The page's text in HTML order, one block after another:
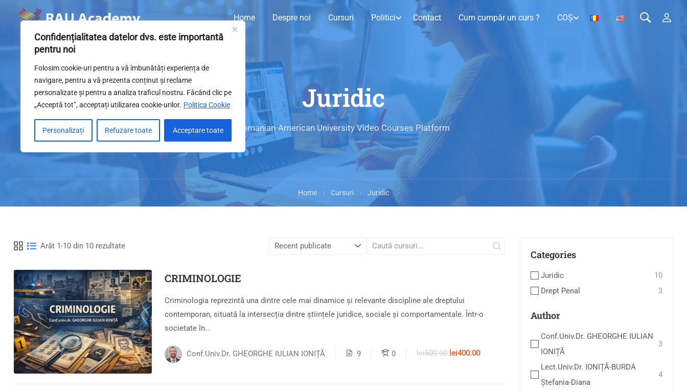
Confidențialitatea datelor dvs. este importantă
pentru noi
Folosim cookie-uri pentru a vă îmbunătăți experiența de
navigare, pentru a vă prezenta conținut și reclame
personalizate și pentru a analiza traficul nostru. Făcând clic pe
„Acceptă tot”, acceptați utilizarea cookie-urilor. Politica Cookie
Personalizați Refuzare toate Acceptare toate
Home Despre noi Cursuri Politici Contact Cum cumpăr un curs ? COȘ
Juridic
Romanian-American University Video Courses Platform
Home Cursuri Juridic
Arăt 1-10 din 10 rezultate
CRIMINOLOGIE
Criminologia reprezintă una dintre cele mai dinamice și relevante discipline ale dreptului
contemporan, situată la intersecția dintre științele juridice, sociale și comportamentale. Într-o
societate în...
Conf.univ.dr. GHEORGHE IULIAN IONIȚĂ 9 0 lei500.00 lei400.00
Categories
Juridic
10
Drept Penal
3
Author
Conf.univ.dr. GHEORGHE IULIAN
IONIȚĂ
3
Lect.univ.dr. IONIȚĂ-BURDA
Ștefania-Diana
4